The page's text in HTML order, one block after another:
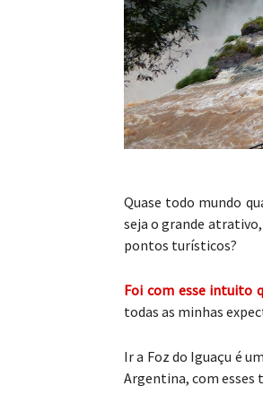
Quase todo mundo
seja o grande
pontos turísticos?
Foi com esse intuito
todas as minhas
Ir a Foz do Iguaçu é
Argentina, com esses